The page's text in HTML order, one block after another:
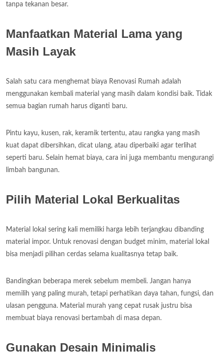
tanpa tekanan besar.
Manfaatkan Material Lama yang
Masih Layak
Salah satu cara menghemat biaya Renovasi Rumah adalah
menggunakan kembali material yang masih dalam kondisi baik. Tidak
semua bagian rumah harus diganti baru.
Pintu kayu, kusen, rak, keramik tertentu, atau rangka yang masih
kuat dapat dibersihkan, dicat ulang, atau diperbaiki agar terlihat
seperti baru. Selain hemat biaya, cara ini juga membantu mengurangi
limbah bangunan.
Pilih Material Lokal Berkualitas
Material lokal sering kali memiliki harga lebih terjangkau dibanding
material impor. Untuk renovasi dengan budget minim, material lokal
bisa menjadi pilihan cerdas selama kualitasnya tetap baik.
Bandingkan beberapa merek sebelum membeli. Jangan hanya
memilih yang paling murah, tetapi perhatikan daya tahan, fungsi, dan
ulasan pengguna. Material murah yang cepat rusak justru bisa
membuat biaya renovasi bertambah di masa depan.
Gunakan Desain Minimalis